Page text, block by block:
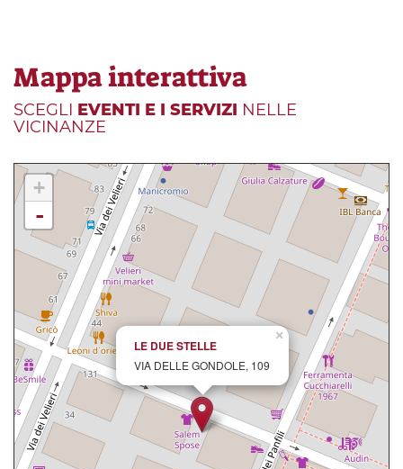
Mappa interattiva
SCEGLI EVENTI E I SERVIZI NELLE
VICINANZE
×
LE DUE STELLE
VIA DELLE GONDOLE, 109
+
-